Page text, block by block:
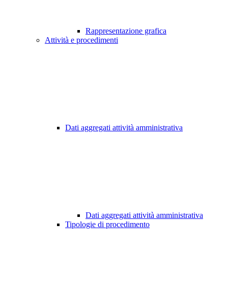
Rappresentazione grafica
Attività e procedimenti
Dati aggregati attività amministrativa
Dati aggregati attività amministrativa
Tipologie di procedimento